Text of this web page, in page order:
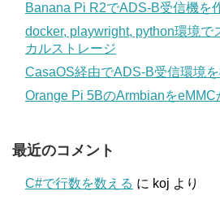
Banana Pi R2でADS-B受信機を
docker, playwright, python環境で
カルストレージ
CasaOS経由でADS-B受信環境
Orange Pi 5BのArmbianをeMMC
最近のコメント
C#で行数を数える に koj より